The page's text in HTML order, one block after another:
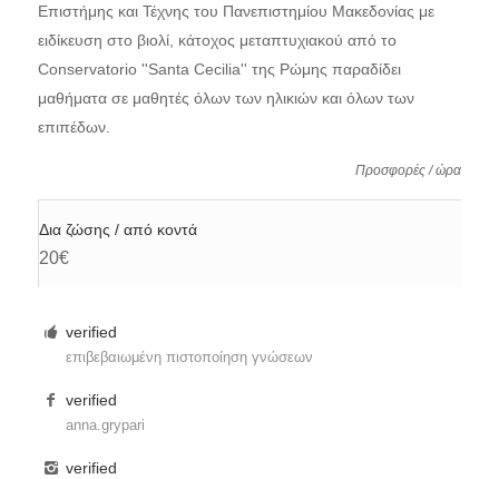
Επιστήμης και Τέχνης του Πανεπιστημίου Μακεδονίας με
ειδίκευση στο βιολί, κάτοχος μεταπτυχιακού από το
Conservatorio ''Santa Cecilia'' της Ρώμης παραδίδει
μαθήματα σε μαθητές όλων των ηλικιών και όλων των
επιπέδων.
Προσφορές / ώρα
Δια ζώσης / από κοντά
20€
verified
επιβεβαιωμένη πιστοποίηση γνώσεων
verified
anna .grypari
verified